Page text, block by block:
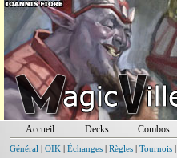
Accueil Decks Combos
Général | OIK | Échanges| Règles| Tournois|